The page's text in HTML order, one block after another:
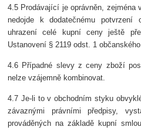
4.5 Prodávající je oprávněn, zejména
nedojde k dodatečnému potvrzení
uhrazení celé kupní ceny ještě
Ustanovení § 2119 odst. 1
4.6 Případné slevy z ceny zboží
nelze vzájemně kombinovat.
4.7 Je-li to v obchodním styku
závaznými právními předpisy,
prováděných na základě kupní